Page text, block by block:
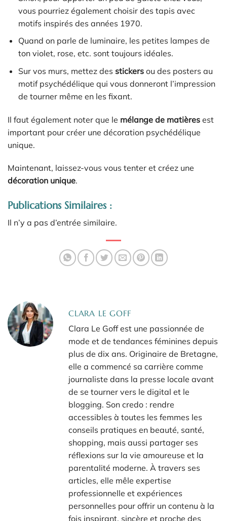
vous pourriez également choisir des tapis avec
motifs inspirés des années 1970.
Quand on parle de luminaire, les petites lampes de
ton violet, rose, etc. sont toujours idéales.
Sur vos murs, mettez des stickersou des posters au
motif psychédélique qui vous donneront l’impression
de tourner même en les fixant.
Il faut également noter que le mélange de matières est
important pour créer une décoration psychédélique
unique.
Maintenant, laissez-vous vous tenter et créez une
décoration unique.
Publications Similaires :
Il n’y a pas d’entrée similaire.
CLARA LE GOFF
Clara Le Goff est une passionnée de
mode et de tendances féminines depuis
plus de dix ans. Originaire de Bretagne,
elle a commencé sa carrière comme
journaliste dans la presse locale avant
de se tourner vers le digital et le
blogging. Son credo : rendre
accessibles à toutes les femmes les
conseils pratiques en beauté, santé,
shopping, mais aussi partager ses
réflexions sur la vie amoureuse et la
parentalité moderne. À travers ses
articles, elle mêle expertise
professionnelle et expériences
personnelles pour offrir un contenu à la
fois inspirant, sincère et proche des